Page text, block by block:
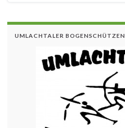
UMLACHTALER BOGENSCHÜTZEN